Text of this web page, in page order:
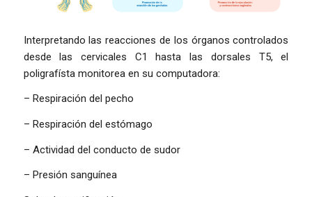
Interpretando las reacciones de los órganos controlados
desde las cervicales C1 hasta las dorsales T5, el
poligrafísta monitorea en su computadora:
– Respiración del pecho
– Respiración del estómago
– Actividad del conducto de sudor
– Presión sanguínea